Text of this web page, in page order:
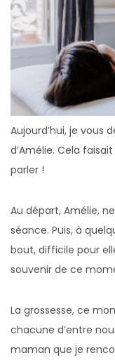
Aujourd’hui, je vous
d’Amélie. Cela
parler !
Au départ, Amélie,
séance. Puis, à
bout, difficile pour
souvenir de ce
La grossesse, ce
chacune d’entre
maman que je